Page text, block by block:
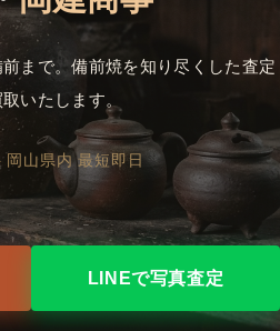
まで。備前焼を知り尽くした査定
いたします。
岡山県内 最短即日
LINEで写真査定